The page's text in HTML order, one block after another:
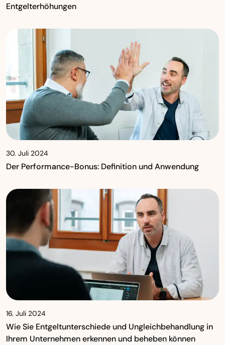
Entgelterhöhungen
30. Juli 2024
Der Performance-Bonus: Definition und Anwendung
16. Juli 2024
Wie Sie Entgeltunterschiede und Ungleichbehandlung in
Ihrem Unternehmen erkennen und beheben können